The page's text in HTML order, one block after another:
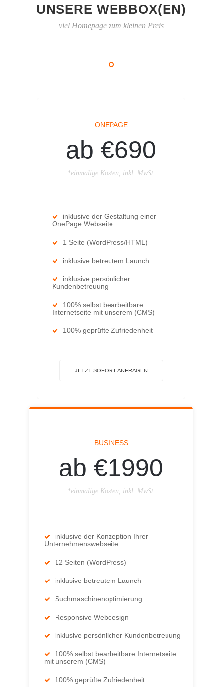
UNSERE WEBBOX(EN)
viel Homepage zum kleinen Preis
ONEPAGE
ab €690
*einmalige Kosten, inkl. MwSt.
inklusive der Gestaltung einer
OnePage Webseite
1 Seite (WordPress/HTML)
inklusive betreutem Launch
inklusive persönlicher
Kundenbetreuung
100% selbst bearbeitbare
Internetseite mit unserem (CMS)
100% geprüfte Zufriedenheit
JETZT SOFORT ANFRAGEN
BUSINESS
ab €1990
*einmalige Kosten, inkl. MwSt.
inklusive der Konzeption Ihrer
Unternehmenswebseite
12 Seiten (WordPress)
inklusive betreutem Launch
Suchmaschinenoptimierung
Responsive Webdesign
inklusive persönlicher Kundenbetreuung
100% selbst bearbeitbare Internetseite
mit unserem (CMS)
100% geprüfte Zufriedenheit